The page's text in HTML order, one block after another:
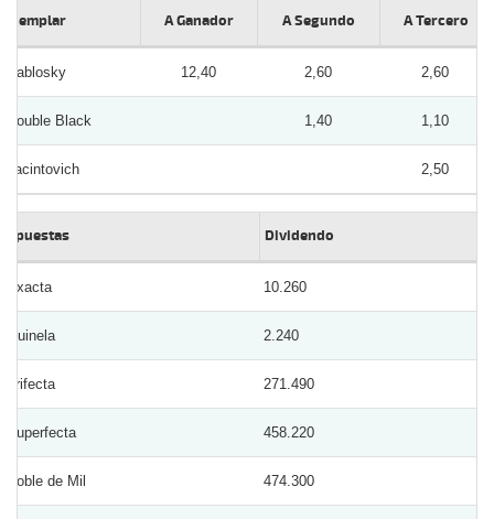
Ejemplar A Ganador A Segundo A Tercero
Pablosky 12,40 2,60 2,60
Double Black 1,40 1,10
Jacintovich 2,50
Apuestas Dividendo
Exacta 10.260
Quinela 2.240
Trifecta 271.490
Superfecta 458.220
Doble de Mil 474.300